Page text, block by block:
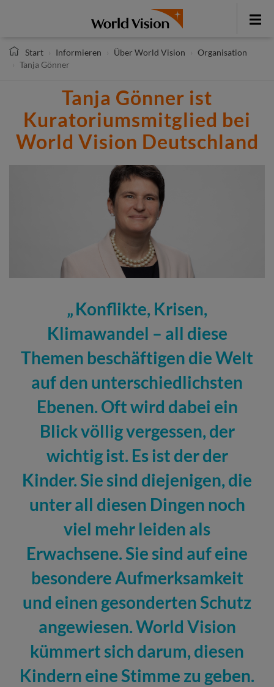
Toggle
Start
Informieren Über World Vision
Organisation
Tanja Gönner
Tanja Gönner ist
Kuratoriumsmitglied bei
World Vision Deutschland
Konflikte, Krisen,
Klimawandel – all diese
Themen beschäftigen die Welt
auf den unterschiedlichsten
Ebenen. Oft wird dabei ein
Blick völlig vergessen, der
wichtig ist. Es ist der der
Kinder. Sie sind diejenigen, die
unter all diesen Dingen noch
viel mehr leiden als
Erwachsene. Sie sind auf eine
besondere Aufmerksamkeit
und einen gesonderten Schutz
angewiesen. World Vision
kümmert sich darum, diesen
Kindern eine Stimme zu geben.